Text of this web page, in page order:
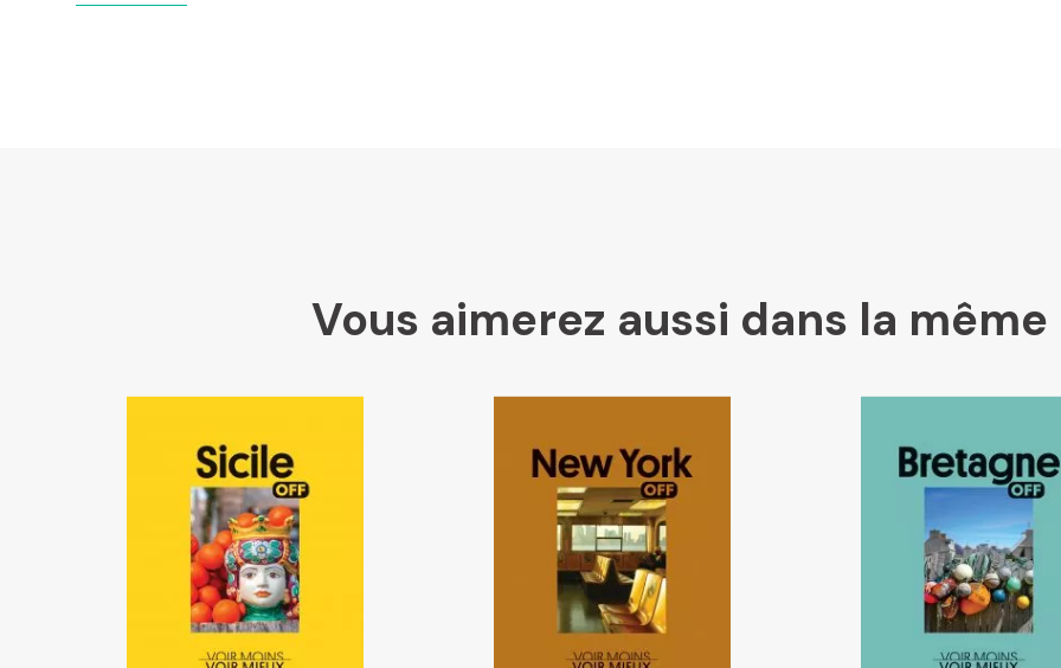
Mollat
Libraires Ensemble
Vous aimerez aussi dans la